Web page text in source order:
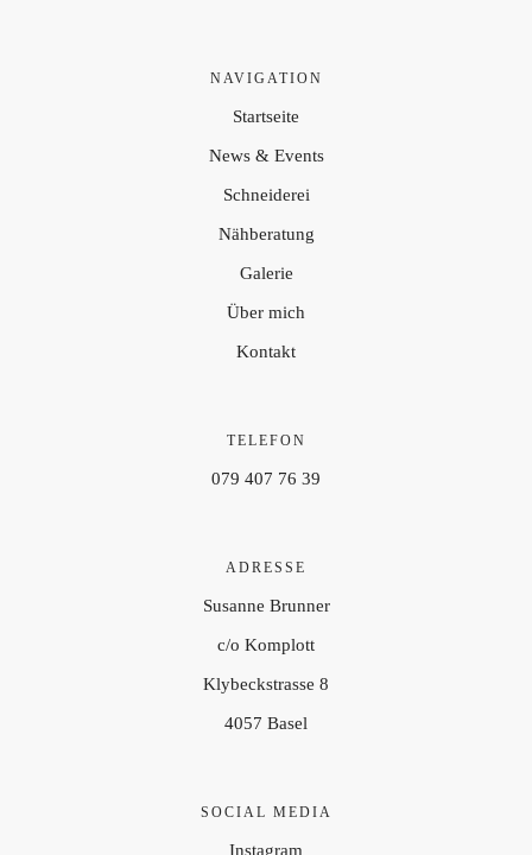
NAVIGATION
Startseite
News & Events
Schneiderei
Nähberatung
Galerie
Über mich
Kontakt
TELEFON
079 407 76 39
ADRESSE
Susanne Brunner
c/o Komplott
Klybeckstrasse 8
4057 Basel
SOCIAL MEDIA
Instagram